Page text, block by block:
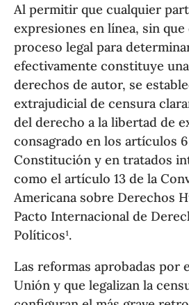
Al permitir que cualquier
expresiones en línea, sin
proceso legal para
efectivamente constituye
derechos de autor, se
extrajudicial de censura
del derecho a la libertad de
consagrado en los artículos
Constitución y en tratados
como el artículo 13 de la
Americana sobre Derechos
Pacto Internacional de
Políticos¹.
Las reformas aprobadas por
Unión y que legalizan la